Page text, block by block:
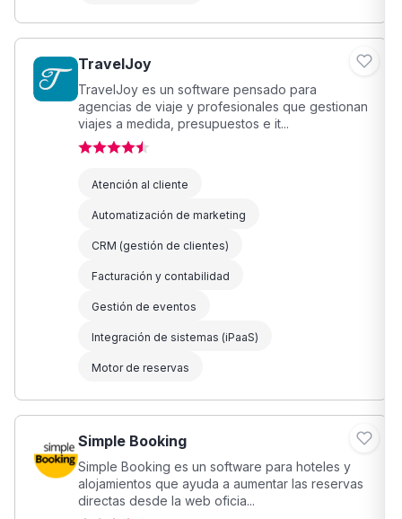
TravelJoy
TravelJoy es un software pensado para
agencias de viaje y profesionales que gestionan
viajes a medida, presupuestos e it...
Atención al cliente
Automatización de marketing
CRM (gestión de clientes)
Facturación y contabilidad
Gestión de eventos
Integración de sistemas (iPaaS)
Motor de reservas
Simple Booking
Simple Booking es un software para hoteles y
alojamientos que ayuda a aumentar las reservas
directas desde la web oficia...